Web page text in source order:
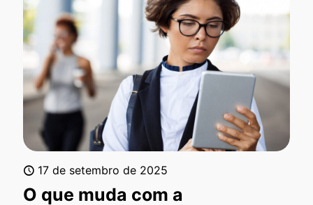
17 de setembro de 2025
O que muda com a